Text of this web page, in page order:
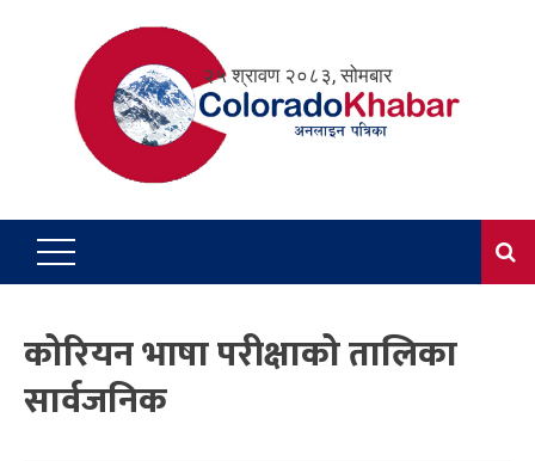
२५ श्रावण २०८३, सोमबार
कोरियन भाषा परीक्षाको तालिका
सार्वजनिक